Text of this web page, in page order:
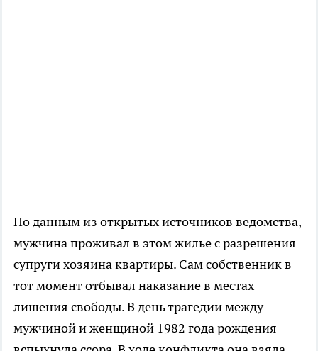
По данным из открытых источников ведомства,
мужчина проживал в этом жилье с разрешения
супруги хозяина квартиры. Сам собственник в
тот момент отбывал наказание в местах
лишения свободы. В день трагедии между
мужчиной и женщиной 1982 года рождения